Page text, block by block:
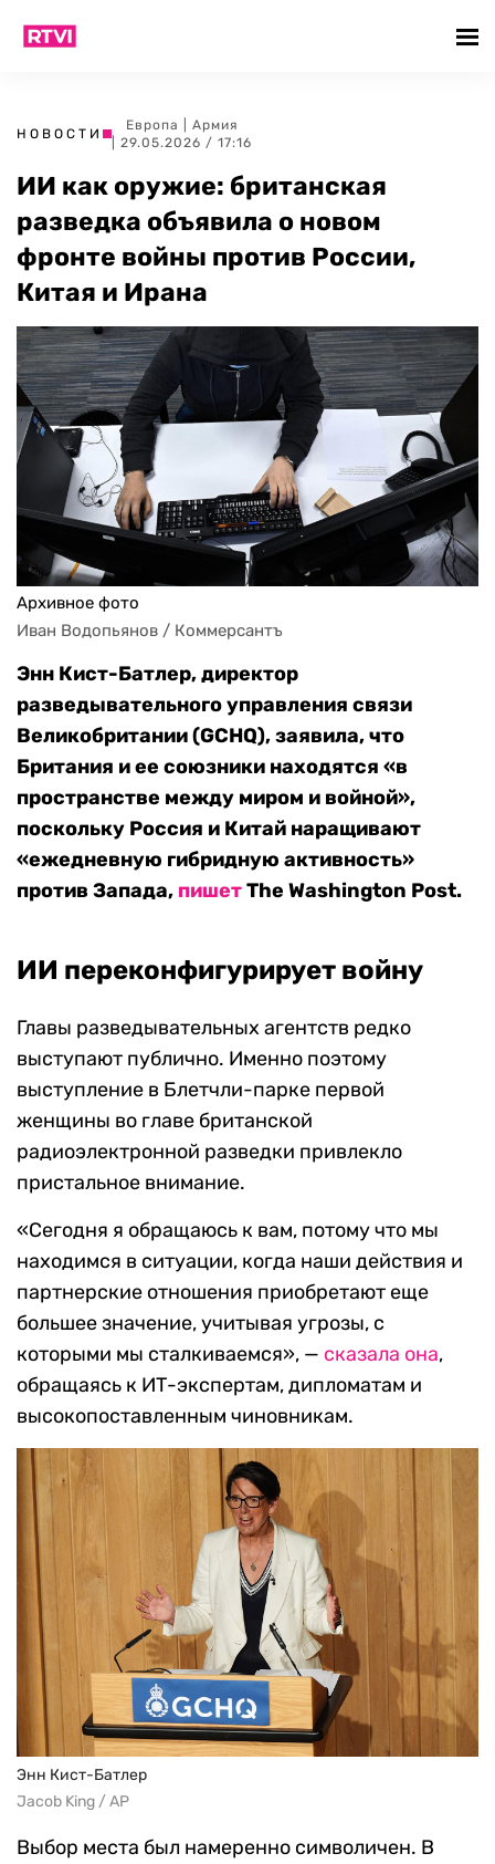
НОВОСТИ
Европа
Армия
| 29.05.2026 / 17:16
ИИ как оружие: британская
разведка объявила о новом
фронте войны против России,
Китая и Ирана
Архивное фото
Иван Водопьянов / Коммерсантъ
Энн Кист-Батлер, директор
разведывательного управления связи
Великобритании (GCHQ), заявила, что
Британия и ее союзники находятся «в
пространстве между миром и войной»,
поскольку Россия и Китай наращивают
«ежедневную гибридную активность»
против Запада, пишетThe Washington Post.
ИИ переконфигурирует войну
Главы разведывательных агентств редко
выступают публично. Именно поэтому
выступление в Блетчли-парке первой
женщины во главе британской
радиоэлектронной разведки привлекло
пристальное внимание.
«Сегодня я обращаюсь к вам, потому что мы
находимся в ситуации, когда наши действия и
партнерские отношения приобретают еще
большее значение, учитывая угрозы, с
которыми мы сталкиваемся», — сказала она,
обращаясь к ИТ-экспертам, дипломатам и
высокопоставленным чиновникам.
Энн Кист-Батлер
Jacob King / AP
Выбор места был намеренно символичен. В